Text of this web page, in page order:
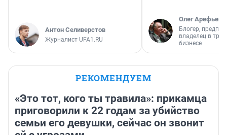
Антон Селиверстов
Журналист UFA1.RU
Олег Арефьев
Блогер,
владелец в
бизнесе
РЕКОМЕНДУЕМ
«Это тот, кого ты травила»: прикамца
приговорили к 22 годам за убийство
семьи его девушки, сейчас он звонит